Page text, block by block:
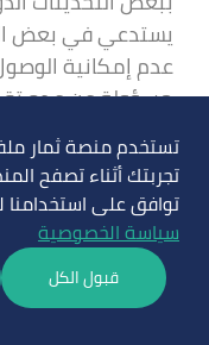
يستدعي في بعض
عدم إمكانية
مسؤولة عن عدم
الإصلاحات، وتبذل
لإعادة خدماتها
البند الخامس
يلتزم المستخدم
تستخدم منصة ثمار
تجربتك أثناء تصفح
توافق على استخدامنا
سياسة الخصوصية
قبول الكل